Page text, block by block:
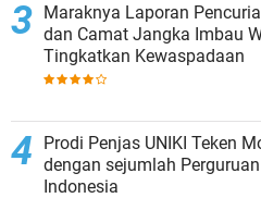
Maraknya Laporan
dan Camat Jangka Imbau
Tingkatkan Kewaspadaan
Prodi Penjas UNIKI Teken
dengan sejumlah
Indonesia